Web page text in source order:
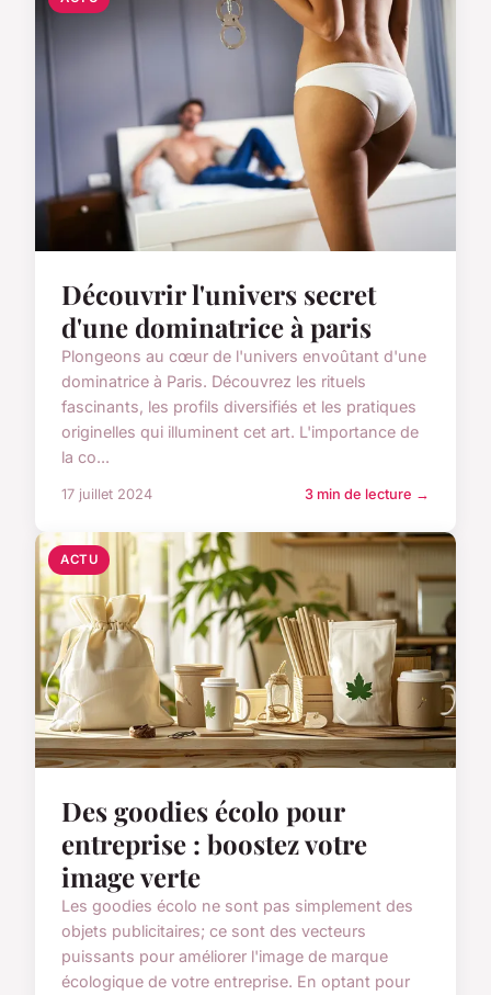
Découvrir l'univers secret
d'une dominatrice à paris
Plongeons au cœur de l'univers envoûtant d'une
dominatrice à Paris. Découvrez les rituels
fascinants, les profils diversifiés et les pratiques
originelles qui illuminent cet art. L'importance de
la co...
17 juillet 2024 3 min de lecture →
ACTU
Des goodies écolo pour
entreprise : boostez votre
image verte
Les goodies écolo ne sont pas simplement des
objets publicitaires; ce sont des vecteurs
puissants pour améliorer l'image de marque
écologique de votre entreprise. En optant pour